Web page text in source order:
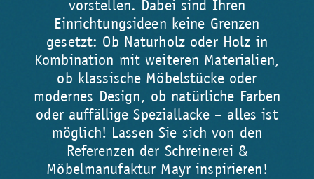
vorstellen. Dabei sind Ihren
Einrichtungsideen keine Grenzen
gesetzt: Ob Naturholz oder Holz in
Kombination mit weiteren Materialien,
ob klassische Möbelstücke oder
modernes Design, ob natürliche Farben
oder auffällige Speziallacke – alles ist
möglich! Lassen Sie sich von den
Referenzen der Schreinerei &
Möbelmanufaktur Mayr inspirieren!